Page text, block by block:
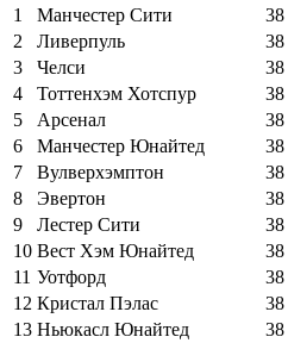
1
Манчестер Сити 38
2
Ливерпуль 38
3
Челси 38
4
Тоттенхэм Хотспур 38
5
Арсенал 38
6
Манчестер Юнайтед 38
7
Вулверхэмптон 38
8
Эвертон 38
9
Лестер Сити 38
10 Вест Хэм Юнайтед 38
11 Уотфорд 38
12 Кристал Пэлас 38
13 Ньюкасл Юнайтед 38